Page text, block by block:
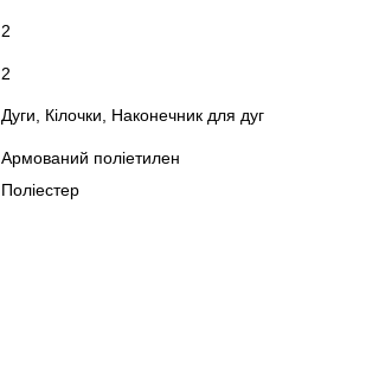
2
2
Дуги, Кілочки, Наконечник для дуг
Армований поліетилен
Поліестер